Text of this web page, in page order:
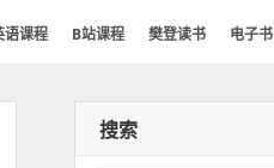
语课程 B站课程 樊登读书 电子书
搜索